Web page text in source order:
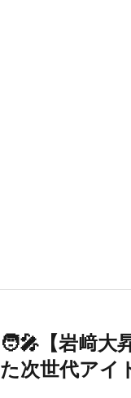
🧑‍🎤【岩﨑大
た次世代アイ